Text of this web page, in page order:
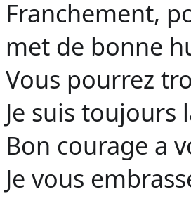
Franchement,
met de bonne
Vous pourrez
Je suis toujours
Bon courage a
Je vous